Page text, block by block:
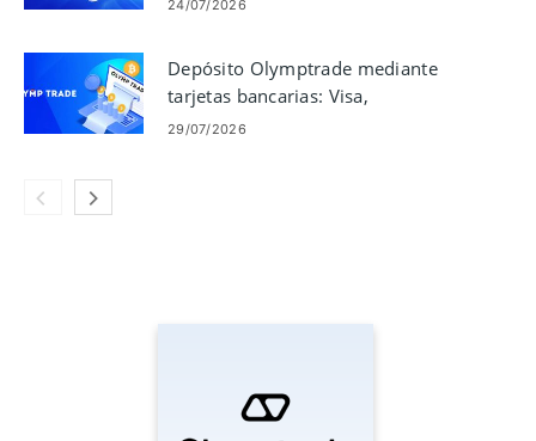
24/07/2026
Depósito Olymptrade mediante
tarjetas bancarias: Visa,
Mastercard, JCB, Discover
29/07/2026